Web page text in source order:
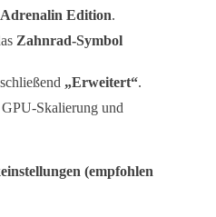
Edition.
Zahnrad-Symbol
„Erweitert“.
Skalierung und
(empfohlen